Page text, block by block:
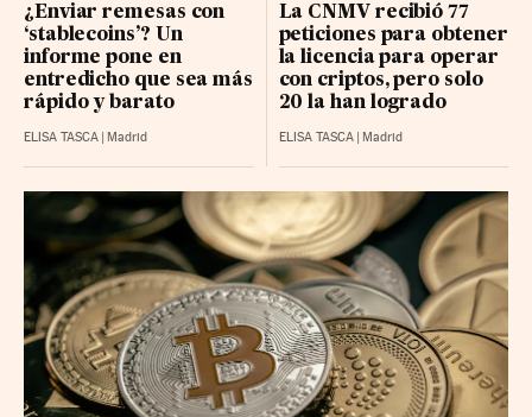
¿Enviar remesas con
‘stablecoins’? Un
informe pone en
entredicho que sea más
rápido y barato
ELISA TASCA | Madrid
La CNMV recibió 77
peticiones para obtener
la licencia para operar
con criptos, pero solo
20 la han logrado
ELISA TASCA | Madrid